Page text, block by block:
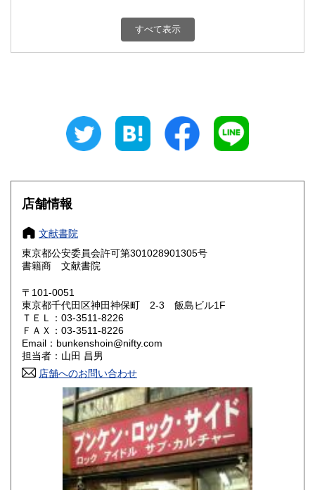
200円 富山県
200円 三重県
大阪府
奈良県
鳥取県 200円 島根県
岡山県
山口県 200円
香川県 200円
高知県 200円
200円 長崎県
200円 大分県
200円 鹿児島県
すべて表示
店舗情報
文献書院
東京都公安委員会許可第301028901305号
書籍商 文献書院
〒101-0051
東京都千代田区神田神保町 2-3 飯島ビル1F
ＴＥＬ：03-3511-8226
ＦＡＸ：03-3511-8226
Email：bunkenshoin@nifty.com
担当者：山田 昌男
店舗へのお問い合わせ